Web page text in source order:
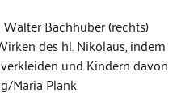
Bachhuber (rechts)
des hl. Nikolaus, indem
und Kindern davon
Maria Plank